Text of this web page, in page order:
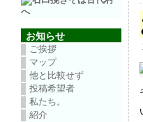
お知らせ
ご挨拶
マップ
他と比較せず
投稿希望者
私たち。
紹介